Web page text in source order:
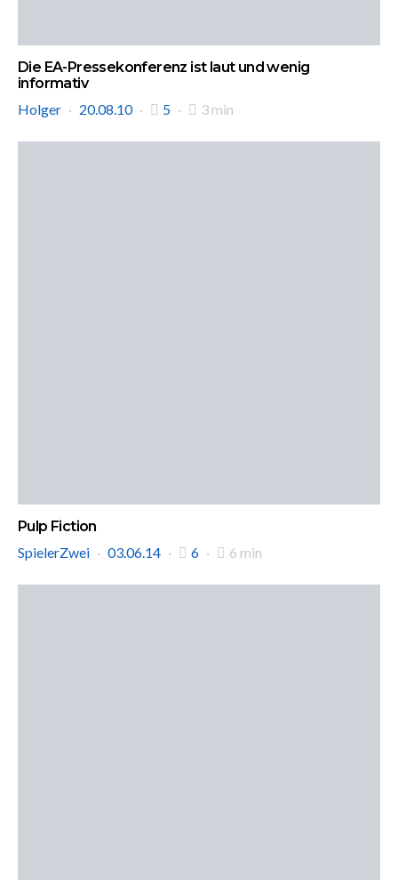
Die EA-Pressekonferenz ist laut und wenig
informativ
Holger
20.08.10 5 3 min
Pulp Fiction
SpielerZwei
03.06.14 6 6 min